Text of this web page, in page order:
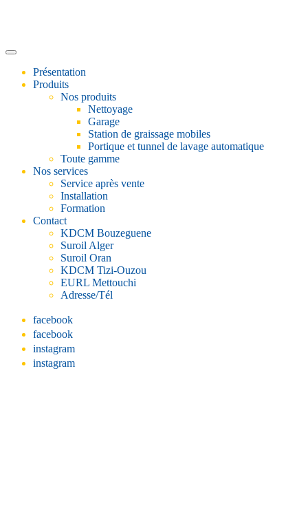
Présentation
Produits
Nos produits
Nettoyage
Garage
Station de graissage mobiles
Portique et tunnel de lavage automatique
Toute gamme
Nos services
Service après vente
Installation
Formation
Contact
KDCM Bouzeguene
Suroil Alger
Suroil Oran
KDCM Tizi-Ouzou
EURL Mettouchi
Adresse/Tél
facebook
facebook
instagram
instagram